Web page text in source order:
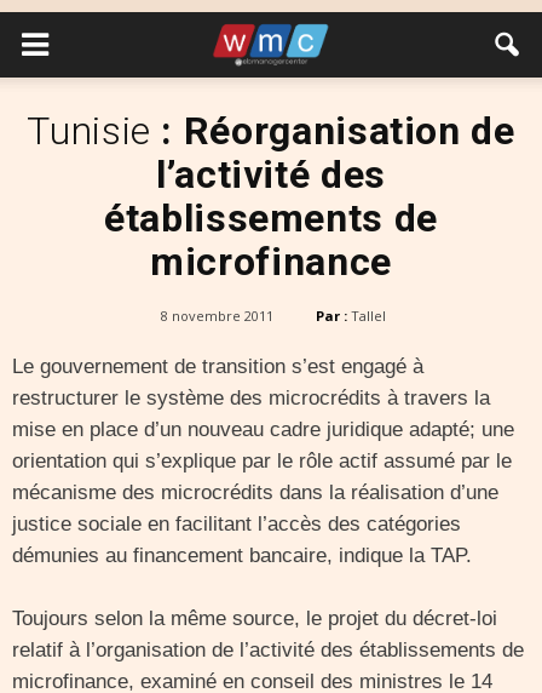
Tunisie : Réorganisation de
l’activité des
établissements de
microfinance
8 novembre 2011 Par : Tallel
Le gouvernement de transition s’est engagé à
restructurer le système des microcrédits à travers la
mise en place d’un nouveau cadre juridique adapté; une
orientation qui s’explique par le rôle actif assumé par le
mécanisme des microcrédits dans la réalisation d’une
justice sociale en facilitant l’accès des catégories
démunies au financement bancaire, indique la TAP.
Toujours selon la même source, le projet du décret-loi
relatif à l’organisation de l’activité des établissements de
microfinance, examiné en conseil des ministres le 14